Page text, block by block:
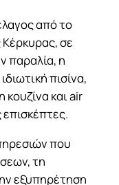
από το
Κέρκυρας, σε
παραλία, η
πισίνα,
και air
που
τη
εξυπηρέτηση